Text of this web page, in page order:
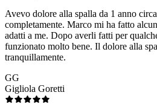
Avevo dolore alla spalla da 1 anno
completamente. Marco mi ha fatto
adatti a me. Dopo averli fatti per
funzionato molto bene. Il dolore alla
tranquillamente.
GG
Gigliola Goretti